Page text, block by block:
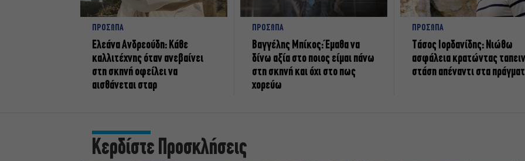
ΠΡΟΣΩΠΑ
Ελεάνα Ανδρεούδη: Κάθε
καλλιτέχνης όταν ανεβαίνει
στη σκηνή οφείλει να
αισθάνεται σταρ
ΠΡΟΣΩΠΑ
Βαγγέλης Μπίκος: Έμαθα να
δίνω αξία στο ποιος είμαι πάνω
στη σκηνή και όχι στο πως
χορεύω
ΠΡΟΣΩΠΑ
Tάσος Ιορδανίδης: Νιώθω
ασφάλεια κρατώντας
στάση απέναντι στα
Κερδίστε Προσκλήσεις